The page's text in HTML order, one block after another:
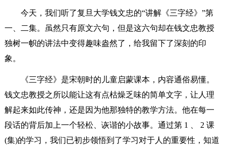
今天，我们听了复旦大学钱文忠的“讲解《三字经》”第
一、二集。虽然只有原文六句，但是这六句却在钱文忠教授
独树一帜的讲法中变得趣味盎然了，给我留下了深刻的印
象。
《三字经》是宋朝时的儿童启蒙课本，内容通俗易懂。
钱文忠教授之所以能让这有点枯燥乏味的简单文字，让人理
解起来如此传神，还是因为他那独特的教学方法。他在每一
段话的背后加上一个轻松、诙谐的小故事。通过第 1 、 2 课
(集)的学习，我们已初步领悟到了学习对于人的重要性，知道